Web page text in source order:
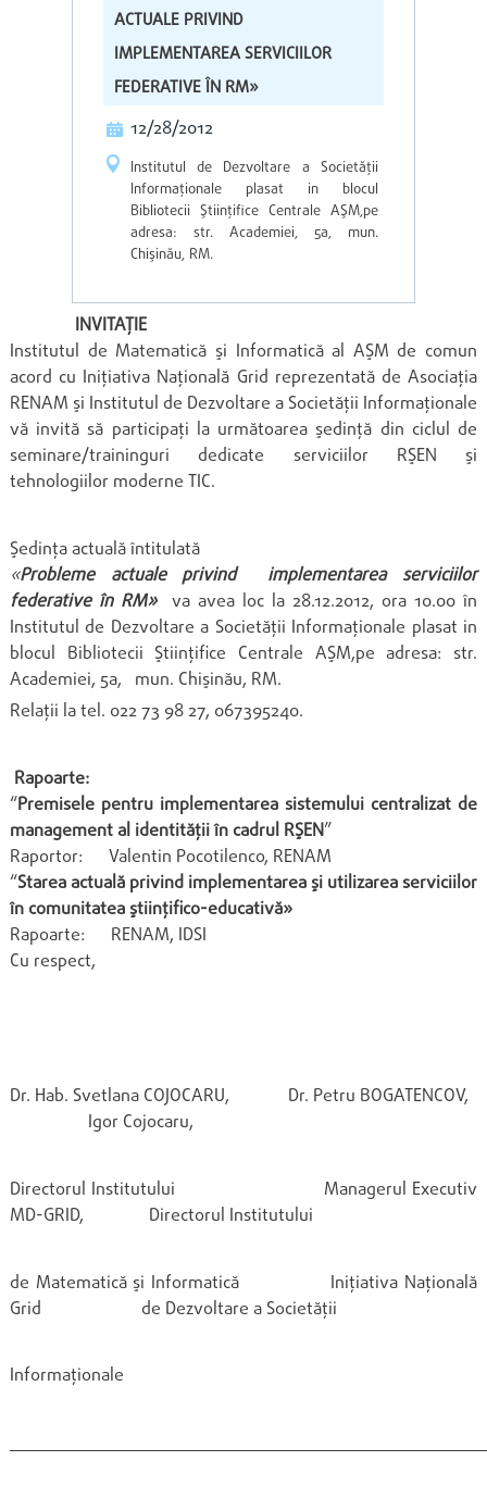
ACTUALE PRIVIND
IMPLEMENTAREA SERVICIILOR
FEDERATIVE ÎN RM»
12/28/2012
Institutul de Dezvoltare a Societăţii
Informaţionale plasat in blocul
Bibliotecii Ştiinţifice Centrale AŞM,pe
adresa: str. Academiei, 5a, mun.
Chişinău, RM.
INVITAŢIE
Institutul de Matematică şi Informatică al AŞM de comun
acord cu Iniţiativa Naţională Grid reprezentată de Asociaţia
RENAM şi Institutul de Dezvoltare a Societăţii Informaţionale
vă invită să participaţi la următoarea şedinţă din ciclul de
seminare/traininguri dedicate serviciilor RŞEN şi
tehnologiilor moderne TIC.
Şedinţa actuală întitulată
«Probleme actuale privind implementarea serviciilor
federative în RM» va avea loc la 28.12.2012, ora 10.00 în
Institutul de Dezvoltare a Societăţii Informaţionale plasat in
blocul Bibliotecii Ştiinţifice Centrale AŞM,pe adresa: str.
Academiei, 5a, mun. Chişinău, RM.
Relaţii la tel. 022 73 98 27, 067395240.
Rapoarte:
“Premisele pentru implementarea sistemului centralizat de
management al identităţii în cadrul RŞEN”
Raportor: Valentin Pocotilenco, RENAM
“Starea actuală privind implementarea şi utilizarea serviciilor
în comunitatea ştiinţifico-educativă»
Rapoarte: RENAM, IDSI
Cu respect,
Dr. Hab. Svetlana COJOCARU, Dr. Petru BOGATENCOV,
Igor Cojocaru,
Directorul Institutului Managerul Executiv
MD-GRID, Directorul Institutului
de Matematică şi Informatică Iniţiativa Naţională
Grid de Dezvoltare a Societăţii
Informaţionale